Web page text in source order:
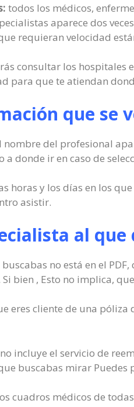
todos los médicos,
aparece dos
requieran velocidad
consultar los hospitales
para que te atiendan
que se
del profesional
donde ir en caso de
horas y los días en los
asistir.
al
no está en el
bien , Esto no implica,
eres cliente de una
incluye el servicio de
buscabas mirar
cuadros médicos de